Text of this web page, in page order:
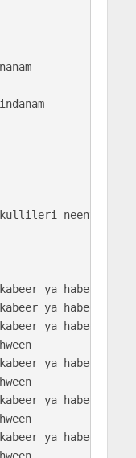
neenthanam
ya habeeb
ya habeeb
ya habeeb
ya habeeb
ya habeeb
ya habeeb.
Ya kareem ya ilaha ya mathween